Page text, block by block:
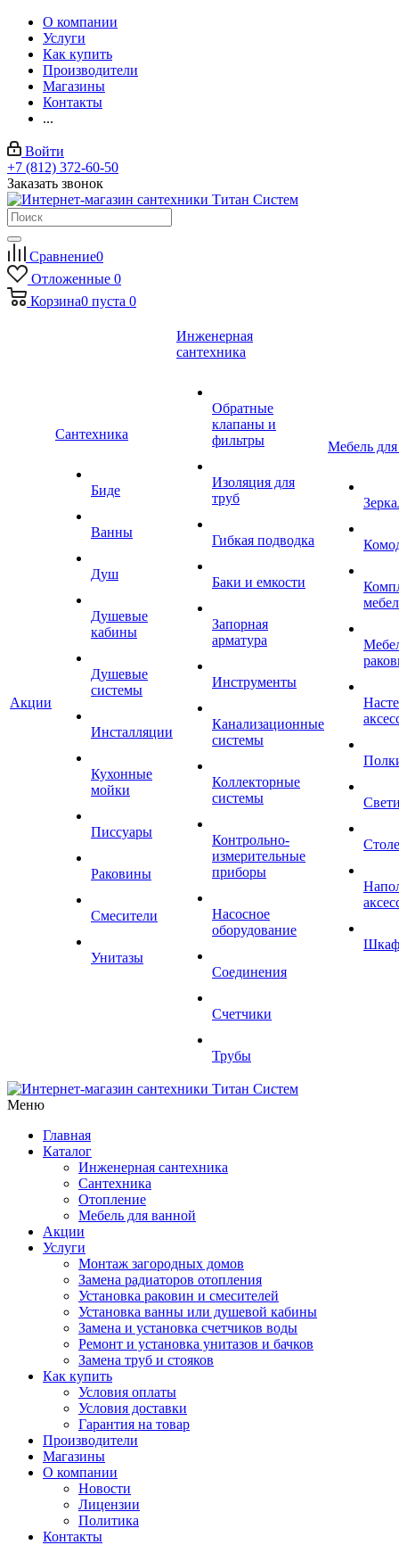
О компании
Услуги
Как купить
Производители
Магазины
Контакты
...
Войти
+7 (812) 372-60-50
Заказать звонок
Сравнение0
Отложенные 0
Корзина0 пуста 0
Акции
Сантехника
Биде
Ванны
Душ
Душевые
кабины
Душевые
системы
Инсталляции
Кухонные
мойки
Писсуары
Раковины
Смесители
Унитазы
Инженерная
сантехника
Обратные
клапаны и
фильтры
Изоляция для
труб
Гибкая подводка
Баки и емкости
Запорная
арматура
Инструменты
Канализационные
системы
Коллекторные
системы
Контрольно-
измерительные
приборы
Насосное
оборудование
Соединения
Счетчики
Трубы
Мебель
Меню
Главная
Каталог
Инженерная сантехника
Сантехника
Отопление
Мебель для ванной
Акции
Услуги
Монтаж загородных домов
Замена радиаторов отопления
Установка раковин и смесителей
Установка ванны или душевой кабины
Замена и установка счетчиков воды
Ремонт и установка унитазов и бачков
Замена труб и стояков
Как купить
Условия оплаты
Условия доставки
Гарантия на товар
Производители
Магазины
О компании
Новости
Лицензии
Политика
Контакты